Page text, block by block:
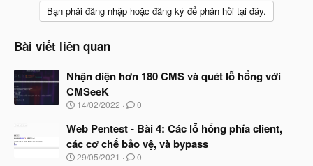
Bạn phải đăng nhập hoặc đăng ký để phản hồi tại đây.
Bài viết liên quan
Nhận diện hơn 180 CMS và quét lỗ hổng với
CMSeeK
N
à
b
ắ
14/02/2022 0
Web Pentest - Bài 4: Các lỗ hổng phía client,
các cơ chế bảo vệ, và bypass
N
29/05/2021 0